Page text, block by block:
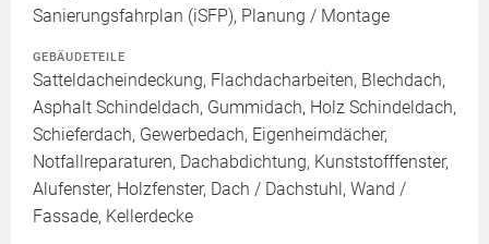
Sanierungsfahrplan (iSFP), Planung / Montage
GEBÄUDETEILE
Satteldacheindeckung, Flachdacharbeiten, Blechdach,
Asphalt Schindeldach, Gummidach, Holz Schindeldach,
Schieferdach, Gewerbedach, Eigenheimdächer,
Notfallreparaturen, Dachabdichtung, Kunststofffenster,
Alufenster, Holzfenster, Dach / Dachstuhl, Wand /
Fassade, Kellerdecke